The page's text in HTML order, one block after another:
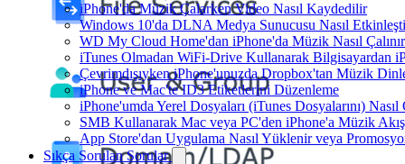
iPhone'da Müzik Çalarken Video Nasıl Kaydedilir
Windows 10'da DLNA Medya Sunucusu Nasıl
WD My Cloud Home'dan iPhone'da Müzik Nasıl Çalınır
iTunes Olmadan WiFi-Drive Kullanarak Bilgisayardan
Çevrimdışıyken iPhone'unuzda Dropbox'tan Müzik
iPhone ve Mac'te ID3 Etiketlerini Düzenleme
iPhone'umda Yerel Dosyaları (iTunes Dosyalarını) Nasıl
SMB Kullanarak Mac veya PC'den iPhone'a Müzik
App Store'dan Uygulama Nasıl Yüklenir veya
Sıkça Sorulan Sorular